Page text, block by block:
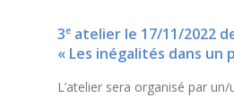
3e atelier le 17/11/2022
« Les inégalités dans un
L’atelier sera organisé par